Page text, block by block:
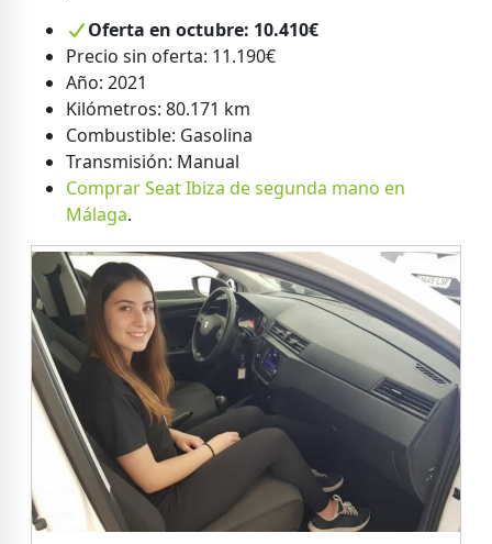
Oferta en octubre: 10.410€
Precio sin oferta: 11.190€
Año: 2021
Kilómetros: 80.171 km
Combustible: Gasolina
Transmisión: Manual
Comprar Seat Ibiza de segunda mano en
Málaga.